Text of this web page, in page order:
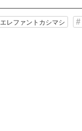
エレファントカシマシ